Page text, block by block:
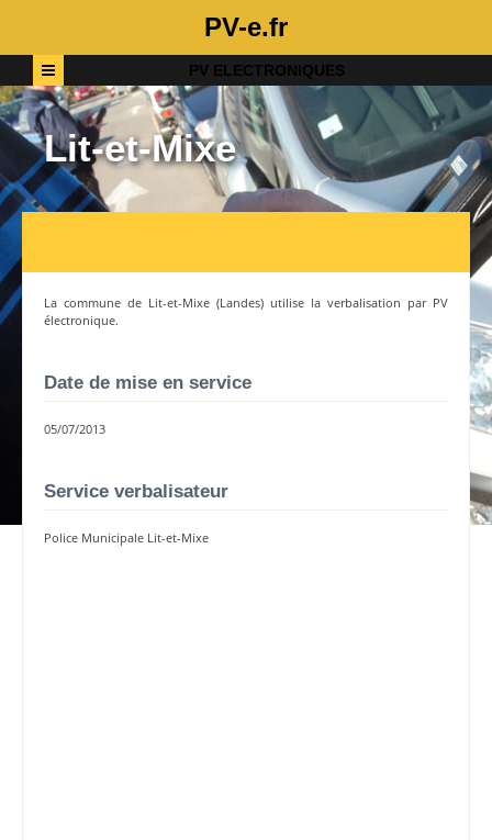
PV-e.fr
PV ELECTRONIQUES
Lit-et-Mixe
La commune de Lit-et-Mixe (Landes) utilise la verbalisation par PV
électronique.
Date de mise en service
05/07/2013
Service verbalisateur
Police Municipale Lit-et-Mixe